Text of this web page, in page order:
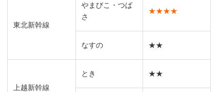
東北新幹線
やまびこ・つば
さ
★★★★
なすの ★★
上越新幹線
とき ★★